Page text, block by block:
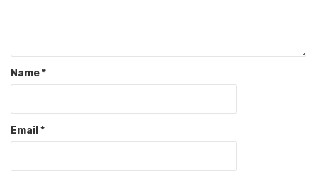
Name*
Email *